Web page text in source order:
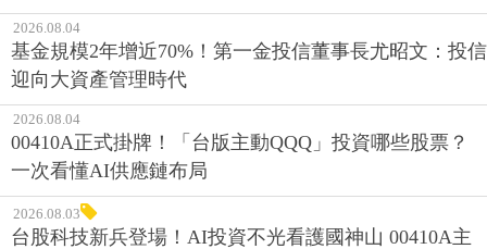
2026.08.04
基金規模2年增近70%！第一金投信董事長尤昭文：投信
迎向大資產管理時代
2026.08.04
00410A正式掛牌！「台版主動QQQ」投資哪些股票？
一次看懂AI供應鏈布局
2026.08.03
台股科技新兵登場！AI投資不光看護國神山 00410A主